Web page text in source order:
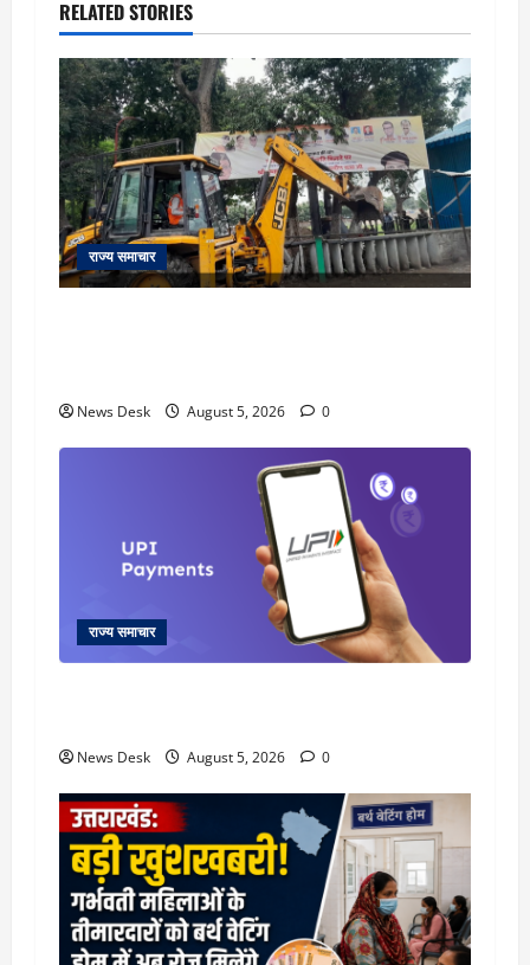
RELATED STORIES
राज्य समाचार
News Desk August 5, 2026 0
राज्य समाचार
News Desk August 5, 2026 0